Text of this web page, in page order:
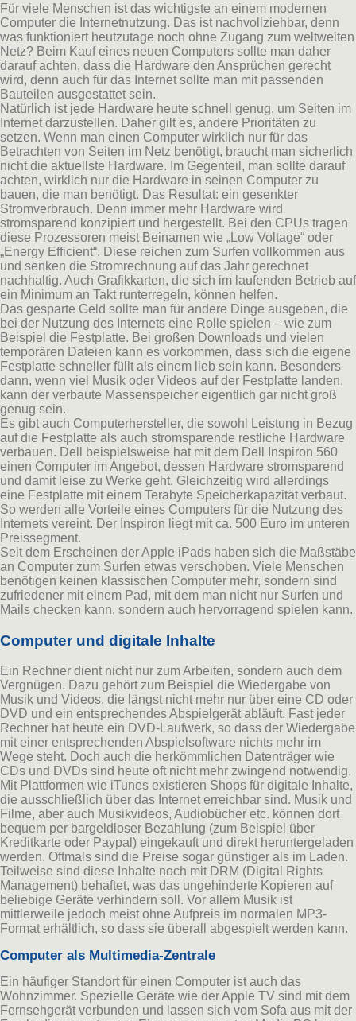
Für viele Menschen ist das wichtigste an einem modernen
Computer die Internetnutzung. Das ist nachvollziehbar, denn
was funktioniert heutzutage noch ohne Zugang zum weltweiten
Netz? Beim Kauf eines neuen Computers sollte man daher
darauf achten, dass die Hardware den Ansprüchen gerecht
wird, denn auch für das Internet sollte man mit passenden
Bauteilen ausgestattet sein.
Natürlich ist jede Hardware heute schnell genug, um Seiten im
Internet darzustellen. Daher gilt es, andere Prioritäten zu
setzen. Wenn man einen Computer wirklich nur für das
Betrachten von Seiten im Netz benötigt, braucht man sicherlich
nicht die aktuellste Hardware. Im Gegenteil, man sollte darauf
achten, wirklich nur die Hardware in seinen Computer zu
bauen, die man benötigt. Das Resultat: ein gesenkter
Stromverbrauch. Denn immer mehr Hardware wird
stromsparend konzipiert und hergestellt. Bei den CPUs tragen
diese Prozessoren meist Beinamen wie „Low Voltage“ oder
„Energy Efficient“. Diese reichen zum Surfen vollkommen aus
und senken die Stromrechnung auf das Jahr gerechnet
nachhaltig. Auch Grafikkarten, die sich im laufenden Betrieb auf
ein Minimum an Takt runterregeln, können helfen.
Das gesparte Geld sollte man für andere Dinge ausgeben, die
bei der Nutzung des Internets eine Rolle spielen – wie zum
Beispiel die Festplatte. Bei großen Downloads und vielen
temporären Dateien kann es vorkommen, dass sich die eigene
Festplatte schneller füllt als einem lieb sein kann. Besonders
dann, wenn viel Musik oder Videos auf der Festplatte landen,
kann der verbaute Massenspeicher eigentlich gar nicht groß
genug sein.
Es gibt auch Computerhersteller, die sowohl Leistung in Bezug
auf die Festplatte als auch stromsparende restliche Hardware
verbauen. Dell beispielsweise hat mit dem Dell Inspiron 560
einen Computer im Angebot, dessen Hardware stromsparend
und damit leise zu Werke geht. Gleichzeitig wird allerdings
eine Festplatte mit einem Terabyte Speicherkapazität verbaut.
So werden alle Vorteile eines Computers für die Nutzung des
Internets vereint. Der Inspiron liegt mit ca. 500 Euro im unteren
Preissegment.
Seit dem Erscheinen der Apple iPads haben sich die Maßstäbe
an Computer zum Surfen etwas verschoben. Viele Menschen
benötigen keinen klassischen Computer mehr, sondern sind
zufriedener mit einem Pad, mit dem man nicht nur Surfen und
Mails checken kann, sondern auch hervorragend spielen kann.
Computer und digitale Inhalte
Ein Rechner dient nicht nur zum Arbeiten, sondern auch dem
Vergnügen. Dazu gehört zum Beispiel die Wiedergabe von
Musik und Videos, die längst nicht mehr nur über eine CD oder
DVD und ein entsprechendes Abspielgerät abläuft. Fast jeder
Rechner hat heute ein DVD-Laufwerk, so dass der Wiedergabe
mit einer entsprechenden Abspielsoftware nichts mehr im
Wege steht. Doch auch die herkömmlichen Datenträger wie
CDs und DVDs sind heute oft nicht mehr zwingend notwendig.
Mit Plattformen wie iTunes existieren Shops für digitale Inhalte,
die ausschließlich über das Internet erreichbar sind. Musik und
Filme, aber auch Musikvideos, Audiobücher etc. können dort
bequem per bargeldloser Bezahlung (zum Beispiel über
Kreditkarte oder Paypal) eingekauft und direkt heruntergeladen
werden. Oftmals sind die Preise sogar günstiger als im Laden.
Teilweise sind diese Inhalte noch mit DRM (Digital Rights
Management) behaftet, was das ungehinderte Kopieren auf
beliebige Geräte verhindern soll. Vor allem Musik ist
mittlerweile jedoch meist ohne Aufpreis im normalen MP3-
Format erhältlich, so dass sie überall abgespielt werden kann.
Computer als Multimedia-Zentrale
Ein häufiger Standort für einen Computer ist auch das
Wohnzimmer. Spezielle Geräte wie der Apple TV sind mit dem
Fernsehgerät verbunden und lassen sich vom Sofa aus mit der